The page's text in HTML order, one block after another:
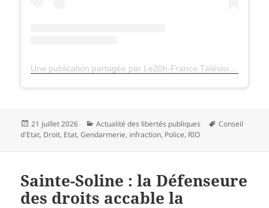
Une publication partagée par Le20h-France Télévisions (@le20hfrancetelevisions)
Publié
le
21 juillet 2026 Catégories
Actualité des libertés publiques
Mots-
Conseil
d'Etat, Droit, Etat,Gendarmerie, infraction, Police, RIO
Sainte-Soline : la Défenseure
des droits accable la